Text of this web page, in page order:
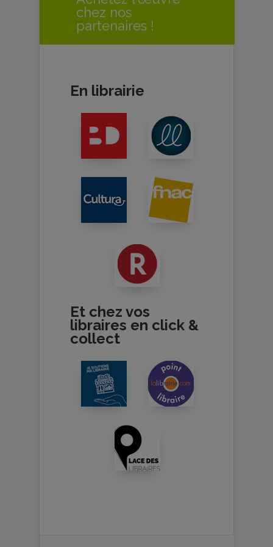
chez nos
partenaires !
En librairie
Et chez vos
libraires en click &
collect